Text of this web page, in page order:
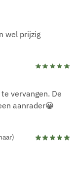
wel prijzig
vervangen. De
aanrader😀